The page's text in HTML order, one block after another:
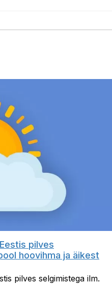
pilves
hoovihma ja äikest
pilves selgimistega ilm.